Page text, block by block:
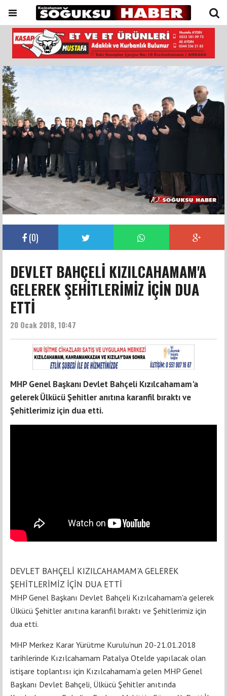
(0)
DEVLET BAHÇELİ KIZILCAHAMAM'A
GELEREK ŞEHİTLERİMİZ İÇİN DUA
ETTİ
20 Ocak 2018, 10:47
MHP Genel Başkanı Devlet Bahçeli Kızılcahamam'a
gelerek Ülkücü Şehitler anıtına karanfil bıraktı ve
Şehitlerimiz için dua etti.
DEVLET BAHÇELİ KIZILCAHAMAM'A GELEREK
ŞEHİTLERİMİZ İÇİN DUA ETTİ
MHP Genel Başkanı Devlet Bahçeli Kızılcahamam'a gelerek
Ülkücü Şehitler anıtına karanfil bıraktı ve Şehitlerimiz için
dua etti.
MHP Merkez Karar Yürütme Kurulu’nun 20-21.01.2018
tarihlerinde Kızılcahamam Patalya Otelde yapılacak olan
istişare toplantısı için Kızılcahamam’a gelen MHP Genel
Başkanı Devlet Bahçeli, Ülkücü Şehitler anıtında